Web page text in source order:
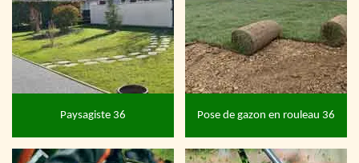
Paysagiste 36 Pose de gazon en rouleau 36